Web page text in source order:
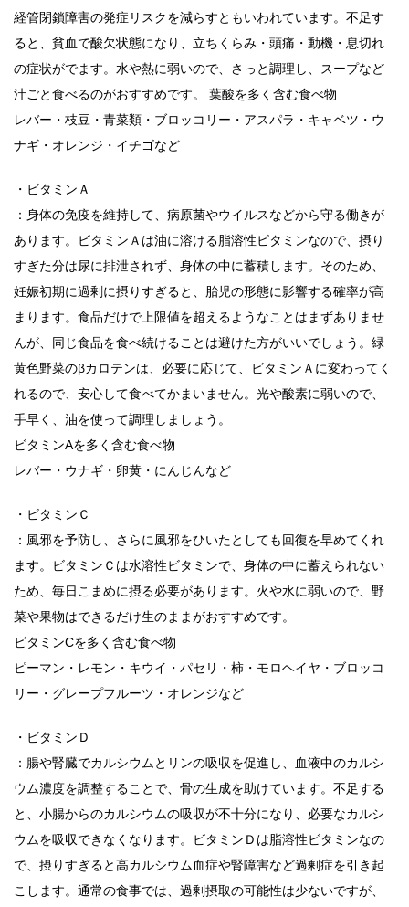
経管閉鎖障害の発症リスクを減らすともいわれています。不足す
ると、貧血で酸欠状態になり、立ちくらみ・頭痛・動機・息切れ
の症状がでます。水や熱に弱いので、さっと調理し、スープなど
汁ごと食べるのがおすすめです。 葉酸を多く含む食べ物
レバー・枝豆・青菜類・ブロッコリー・アスパラ・キャベツ・ウ
ナギ・オレンジ・イチゴなど
・ビタミンＡ
：身体の免疫を維持して、病原菌やウイルスなどから守る働きが
あります。ビタミンＡは油に溶ける脂溶性ビタミンなので、摂り
すぎた分は尿に排泄されず、身体の中に蓄積します。そのため、
妊娠初期に過剰に摂りすぎると、胎児の形態に影響する確率が高
まります。食品だけで上限値を超えるようなことはまずありませ
んが、同じ食品を食べ続けることは避けた方がいいでしょう。緑
黄色野菜のβカロテンは、必要に応じて、ビタミンＡに変わってく
れるので、安心して食べてかまいません。光や酸素に弱いので、
手早く、油を使って調理しましょう。
ビタミンAを多く含む食べ物
レバー・ウナギ・卵黄・にんじんなど
・ビタミンＣ
：風邪を予防し、さらに風邪をひいたとしても回復を早めてくれ
ます。ビタミンＣは水溶性ビタミンで、身体の中に蓄えられない
ため、毎日こまめに摂る必要があります。火や水に弱いので、野
菜や果物はできるだけ生のままがおすすめです。
ビタミンCを多く含む食べ物
ピーマン・レモン・キウイ・パセリ・柿・モロヘイヤ・ブロッコ
リー・グレープフルーツ・オレンジなど
・ビタミンＤ
：腸や腎臓でカルシウムとリンの吸収を促進し、血液中のカルシ
ウム濃度を調整することで、骨の生成を助けています。不足する
と、小腸からのカルシウムの吸収が不十分になり、必要なカルシ
ウムを吸収できなくなります。ビタミンＤは脂溶性ビタミンなの
で、摂りすぎると高カルシウム血症や腎障害など過剰症を引き起
こします。通常の食事では、過剰摂取の可能性は少ないですが、